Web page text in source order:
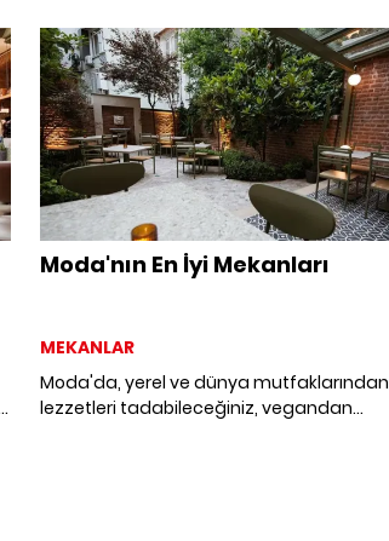
Moda'nın En İyi Mekanları
MEKANLAR
Moda'da, yerel ve dünya mutfaklarından
lezzetleri tadabileceğiniz, vegandan